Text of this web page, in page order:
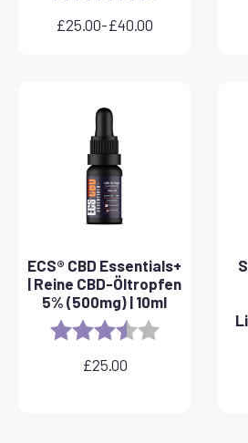
£25.00-£40.00
Preisspanne:
ECS® CBD Essentials+
| Reine CBD-Öltropfen
5% (500mg) | 10ml
Rating: 3.8 out of 5
£25.00